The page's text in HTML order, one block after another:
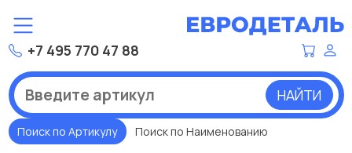
+7 495 770 47 88
НАЙТИ
Поиск по Артикулу Поиск по Наименованию